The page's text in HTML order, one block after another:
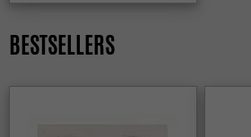
være deres bløde og komfortable
trygt miljø og holder sig pæne – også
BESTSELLERS